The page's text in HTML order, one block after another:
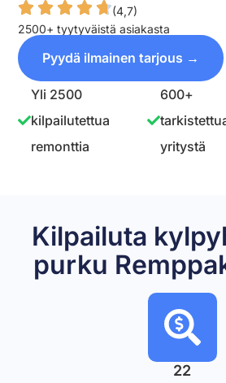
(4,7)
2500+ tyytyväistä asiakasta
Pyydä ilmainen tarjous →
Yli 2500
kilpailutettua
remonttia
600+
yritystä
Kilpailuta
purku
22